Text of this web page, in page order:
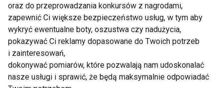
Czerniak złośliwy ma wyjątkowo dużą zdolność do
przerzutów drogą naczyń chłonnych i krwionośnych.
Dzieli się je na tzw. przerzuty miejscowe i odległe.
Wśród przerzutów miejscowych wyróżnia się
przerzuty satelitarne (w bezpośrednim otoczeniu
oraz do przeprowadzania konkursów z nagrodami,
zapewnić Ci większe bezpieczeństwo usług, w tym aby
wykryć ewentualne boty, oszustwa czy nadużycia,
pokazywać Ci reklamy dopasowane do Twoich potrzeb
i zainteresowań,
dokonywać pomiarów, które pozwalają nam udoskonalać
nasze usługi i sprawić, że będą maksymalnie odpowiadać